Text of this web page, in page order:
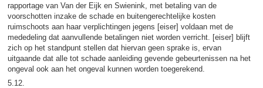
rapportage van Van der Eijk en Swienink, met betaling van de
voorschotten inzake de schade en buitengerechtelijke kosten
ruimschoots aan haar verplichtingen jegens [eiser] voldaan met de
mededeling dat aanvullende betalingen niet worden verricht. [eiser] blijft
zich op het standpunt stellen dat hiervan geen sprake is, ervan
uitgaande dat alle tot schade aanleiding gevende gebeurtenissen na het
ongeval ook aan het ongeval kunnen worden toegerekend.
5.12.